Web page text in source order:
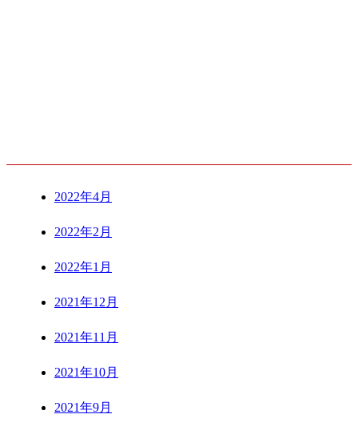
2022年4月
2022年2月
2022年1月
2021年12月
2021年11月
2021年10月
2021年9月